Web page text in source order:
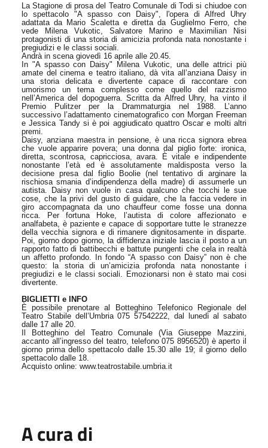
La Stagione di prosa del Teatro Comunale di Todi si chiudoe con
lo spettacolo "A spasso con Daisy", l'opera di Alfred Uhry
adattata da Mario Scaletta e diretta da Guglielmo Ferro, che
vede Milena Vukotic, Salvatore Marino e Maximilian Nisi
protagonisti di una storia di amicizia profonda nata nonostante i
pregiudizi e le classi sociali.
Andrà in scena giovedì 16 aprile alle 20.45.
In "A spasso con Daisy" Milena Vukotic, una delle attrici più
amate del cinema e teatro italiano, dà vita all’anziana Daisy in
una storia delicata e divertente capace di raccontare con
umorismo un tema complesso come quello del razzismo
nell’America del dopoguerra. Scritta da Alfred Uhry, ha vinto il
Premio Pulitzer per la Drammaturgia nel 1988. L’anno
successivo l’adattamento cinematografico con Morgan Freeman
e Jessica Tandy si è poi aggiudicato quattro Oscar e molti altri
premi.
Daisy, anziana maestra in pensione, è una ricca signora ebrea
che vuole apparire povera; una donna dal piglio forte: ironica,
diretta, scontrosa, capricciosa, avara. È vitale e indipendente
nonostante l’età ed è assolutamente maldisposta verso la
decisione presa dal figlio Boolie (nel tentativo di arginare la
rischiosa smania d’indipendenza della madre) di assumerle un
autista. Daisy non vuole in casa qualcuno che tocchi le sue
cose, che la privi del gusto di guidare, che la faccia vedere in
giro accompagnata da uno chauffeur come fosse una donna
ricca. Per fortuna Hoke, l’autista di colore affezionato e
analfabeta, è paziente e capace di sopportare tutte le stranezze
della vecchia signora e di rimanere dignitosamente in disparte.
Poi, giorno dopo giorno, la diffidenza iniziale lascia il posto a un
rapporto fatto di battibecchi e battute pungenti che cela in realtà
un affetto profondo. In fondo “A spasso con Daisy” non è che
questo: la storia di un’amicizia profonda nata nonostante i
pregiudizi e le classi sociali. Emozionarsi non è stato mai cosi
divertente.
BIGLIETTI e INFO
È possibile prenotare al Botteghino Telefonico Regionale del
Teatro Stabile dell’Umbria 075 57542222, dal lunedì al sabato
dalle 17 alle 20.
Il Botteghino del Teatro Comunale (Via Giuseppe Mazzini,
accanto all’ingresso del teatro, telefono 075 8956520) è aperto il
giorno prima dello spettacolo dalle 15.30 alle 19; il giorno dello
spettacolo dalle 18.
Acquisto online: www.teatrostabile.umbria.it
A cura di